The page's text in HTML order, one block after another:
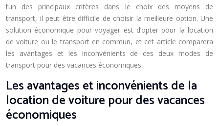
l’un des principaux critères dans le choix des moyens de
transport, il peut être difficile de choisir la meilleure option. Une
solution économique pour voyager est d’opter pour la location
de voiture ou le transport en commun, et cet article comparera
les avantages et les inconvénients de ces deux modes de
transport pour des vacances économiques.
Les avantages et inconvénients de la
location de voiture pour des vacances
économiques